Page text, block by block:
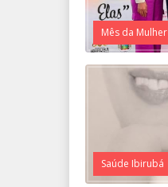
Mês da Mulher
Saúde Ibirubá